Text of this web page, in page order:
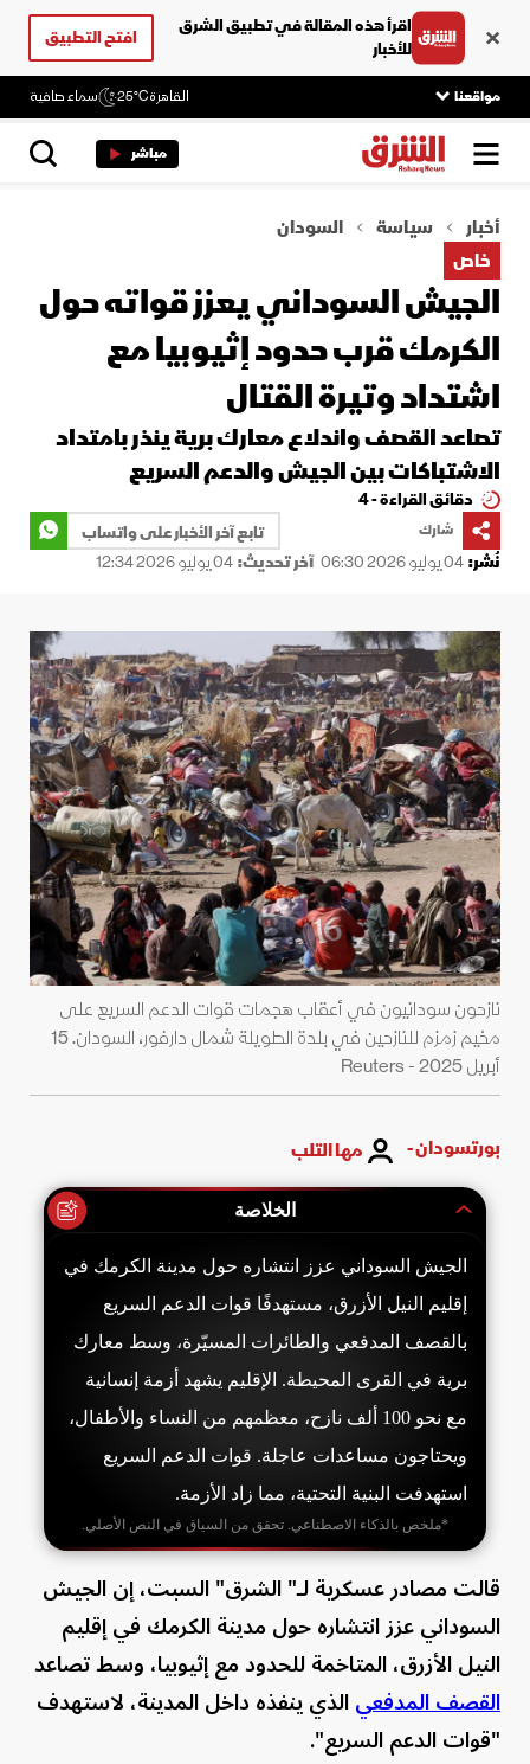
اقرأ هذه المقالة في تطبيق الشرق
للأخبار
افتح التطبيق
مواقعنا القاهرة25°C سماء صافية
مباشر
أخبار سياسة
السودان
خاص
الجيش السوداني يعزز قواته حول
الكرمك قرب حدود إثيوبيا مع
اشتداد وتيرة القتال
تصاعد القصف واندلاع معارك برية ينذر بامتداد
الاشتباكات بين الجيش والدعم السريع
دقائق القراءة - 4
شارك
تابع آخر الأخبار على واتساب
نُشر:04 يوليو 2026 06:30 آخر تحديث:04 يوليو 2026 12:34
نازحون سودانيون في أعقاب هجمات قوات الدعم السريع على
مخيم زمزم للنازحين في بلدة الطويلة شمال دارفور، السودان. 15
أبريل 2025 - Reuters
بورتسودان - مها التلب
الخلاصة
الجيش السوداني عزز انتشاره حول مدينة الكرمك في
إقليم النيل الأزرق، مستهدفًا قوات الدعم السريع
بالقصف المدفعي والطائرات المسيّرة، وسط معارك
برية في القرى المحيطة. الإقليم يشهد أزمة إنسانية
مع نحو 100 ألف نازح، معظمهم من النساء والأطفال،
ويحتاجون مساعدات عاجلة. قوات الدعم السريع
استهدفت البنية التحتية، مما زاد الأزمة.
*ملخص بالذكاء الاصطناعي. تحقق من السياق في النص الأصلي.
قالت مصادر عسكرية لـ" الشرق" السبت، إن الجيش
السوداني عزز انتشاره حول مدينة الكرمك في إقليم
النيل الأزرق، المتاخمة للحدود مع إثيوبيا، وسط تصاعد
القصف المدفعيالذي ينفذه داخل المدينة، لاستهدف
"قوات الدعم السريع".